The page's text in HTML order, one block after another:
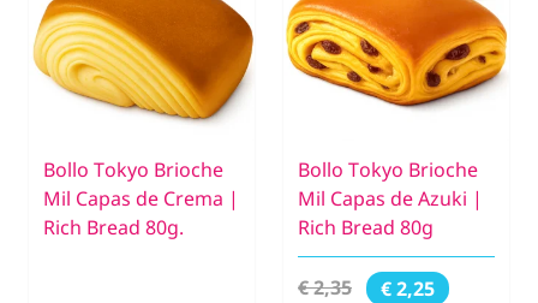
Bollo Tokyo Brioche
Mil Capas de Crema |
Rich Bread 80g.
Bollo Tokyo Brioche
Mil Capas de Azuki |
Rich Bread 80g
€ 2,35 € 2,25